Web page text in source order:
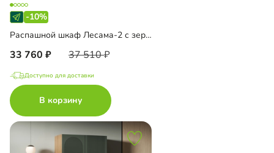
-10%
Распашной шкаф Лесама-2 с зеркалом
33 760 37 510
Доступно для доставки
В корзину